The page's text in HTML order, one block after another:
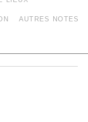
AUTRES NOTES